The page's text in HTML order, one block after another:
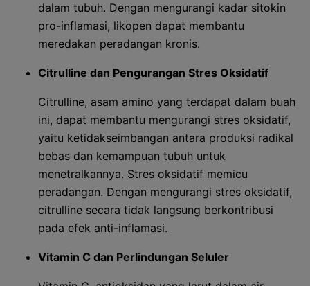
dalam tubuh. Dengan mengurangi kadar sitokin
pro-inflamasi, likopen dapat membantu
meredakan peradangan kronis.
Citrulline dan Pengurangan Stres Oksidatif
Citrulline, asam amino yang terdapat dalam buah
ini, dapat membantu mengurangi stres oksidatif,
yaitu ketidakseimbangan antara produksi radikal
bebas dan kemampuan tubuh untuk
menetralkannya. Stres oksidatif memicu
peradangan. Dengan mengurangi stres oksidatif,
citrulline secara tidak langsung berkontribusi
pada efek anti-inflamasi.
Vitamin C dan Perlindungan Seluler